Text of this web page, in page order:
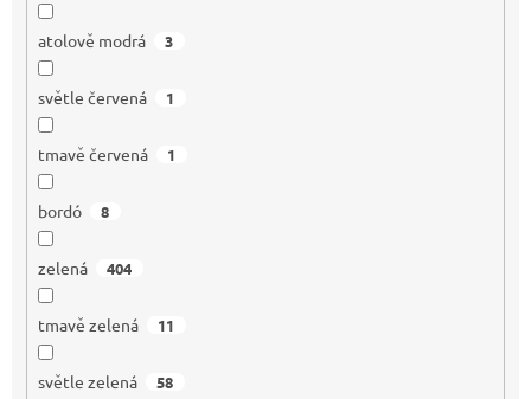
atolově modrá 3
světle červená 1
tmavě červená 1
bordó 8
zelená 404
tmavě zelená 11
světle zelená 58